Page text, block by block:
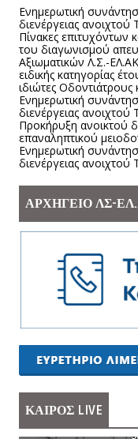
Ενημερωτική
διενέργειας
Πίνακες επιτυχόντων
του διαγωνισμού
Αξιωματικών Λ.Σ.-
ειδικής κατηγορίας
ιδιώτες
Ενημερωτική
διενέργειας
Προκήρυξη ανοικτού
επαναληπτικού
Ενημερωτική
διενέργειας
ΑΡΧΗΓΕΙΟ ΛΣ-
ΚΑΙΡΟΣ LIVE